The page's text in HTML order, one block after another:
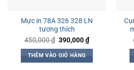
Mực in 78A 326 328 LN
tương thích
450,000₫ Giá
là:
450,000 ₫.
390,000₫Giá
hiện
390,000 ₫.
THÊM VÀO GIỎ HÀNG